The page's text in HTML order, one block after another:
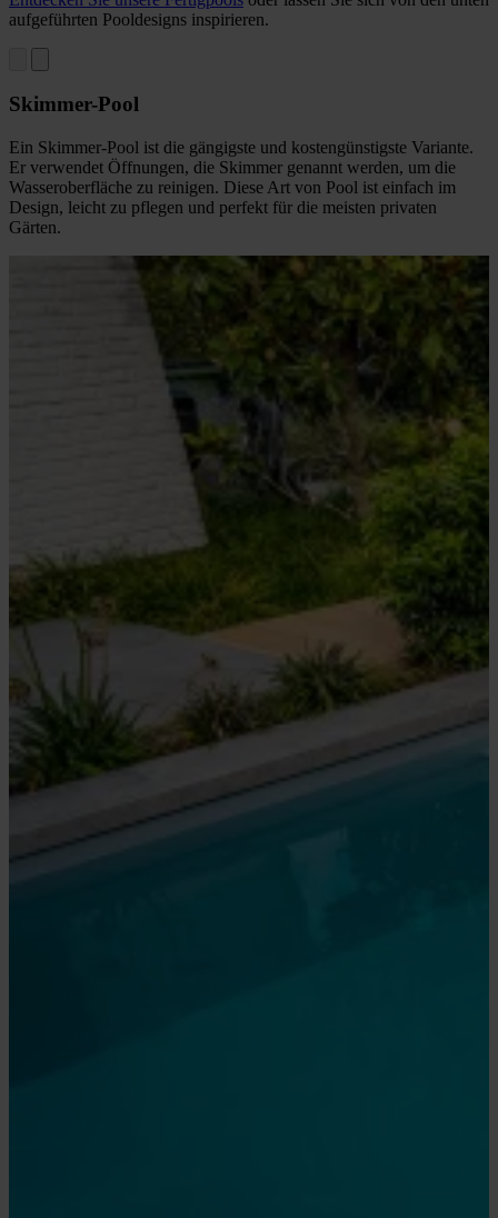
aufgeführten Pooldesigns inspirieren.
Skimmer-Pool
Ein Skimmer-Pool ist die gängigste und kostengünstigste Variante.
Er verwendet Öffnungen, die Skimmer genannt werden, um die
Wasseroberfläche zu reinigen. Diese Art von Pool ist einfach im
Design, leicht zu pflegen und perfekt für die meisten privaten
Gärten.